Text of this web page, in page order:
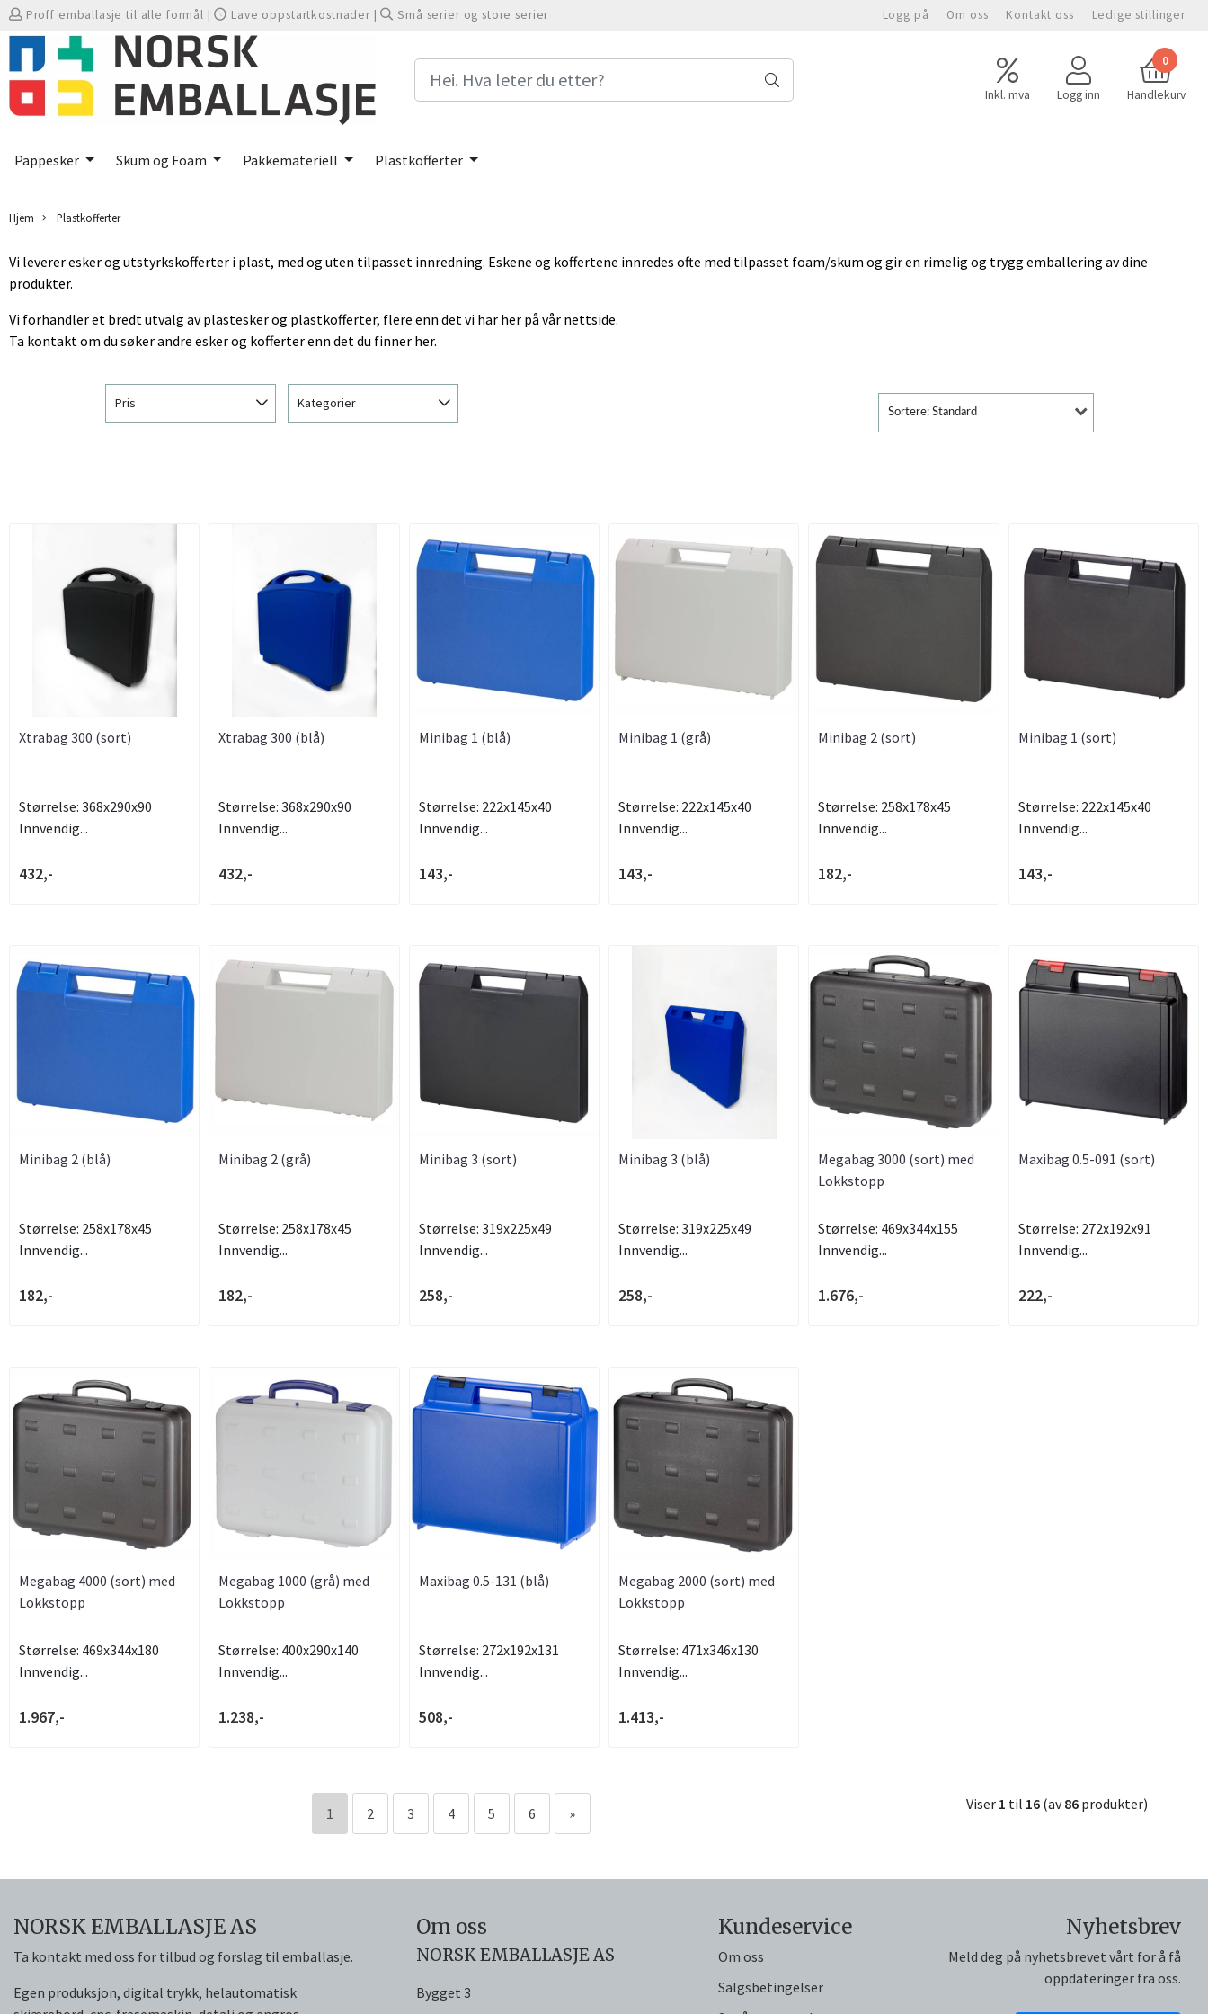
Proff emballasje til alle formål | Lave oppstartkostnader | Små serier og store serier Logg på Om oss Kontakt oss Ledige stillinger
Inkl. mva Logg inn
0
Handlekurv
Pappesker Skum og Foam Pakkemateriell Plastkofferter
Hjem Plastkofferter
Vi leverer esker og utstyrkskofferter i plast, med og uten tilpasset innredning. Eskene og koffertene innredes ofte med tilpasset foam/skum og gir en rimelig og trygg emballering av dine
produkter.
Vi forhandler et bredt utvalg av plastesker og plastkofferter, flere enn det vi har her på vår nettside.
Ta kontakt om du søker andre esker og kofferter enn det du finner her.
Pris Kategorier
Sortere: Standard
Xtrabag 300 (sort)
Størrelse: 368x290x90
Innvendig...
432,-
Xtrabag 300 (blå)
Størrelse: 368x290x90
Innvendig...
432,-
Minibag 1 (blå)
Størrelse: 222x145x40
Innvendig...
143,-
Minibag 1 (grå)
Størrelse: 222x145x40
Innvendig...
143,-
Minibag 2 (sort)
Størrelse: 258x178x45
Innvendig...
182,-
Minibag 1 (sort)
Størrelse: 222x145x40
Innvendig...
143,-
Minibag 2 (blå)
Størrelse: 258x178x45
Innvendig...
182,-
Minibag 2 (grå)
Størrelse: 258x178x45
Innvendig...
182,-
Minibag 3 (sort)
Størrelse: 319x225x49
Innvendig...
258,-
Minibag 3 (blå)
Størrelse: 319x225x49
Innvendig...
258,-
Megabag 3000 (sort) med
Lokkstopp
Størrelse: 469x344x155
Innvendig...
1.676,-
Maxibag 0.5-091 (sort)
Størrelse: 272x192x91
Innvendig...
222,-
Megabag 4000 (sort) med
Lokkstopp
Størrelse: 469x344x180
Innvendig...
1.967,-
Megabag 1000 (grå) med
Lokkstopp
Størrelse: 400x290x140
Innvendig...
1.238,-
Maxibag 0.5-131 (blå)
Størrelse: 272x192x131
Innvendig...
508,-
Megabag 2000 (sort) med
Lokkstopp
Størrelse: 471x346x130
Innvendig...
1.413,-
1 2 3 4 5 6 »
Viser 1 til 16 (av86 produkter)
NORSK EMBALLASJE AS
Ta kontakt med oss for tilbud og forslag til emballasje.
Egen produksjon, digital trykk, helautomatisk
Om oss
NORSK EMBALLASJE AS
Bygget 3
Kundeservice
Om oss
Salgsbetingelser
Nyhetsbrev
Meld deg på nyhetsbrevet vårt for å få
oppdateringer fra oss.